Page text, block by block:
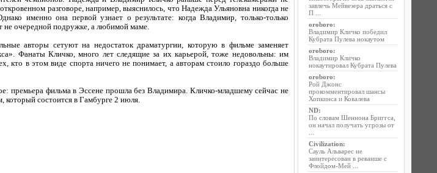
разговоре, например, выяснилось, что Надежда Ульяновна никогда не
именно она первой узнает о результате: когда Владимир, только-только
не очередной подружке, а любимой маме.
авторы сетуют на недостаток драматургии, которую в фильме заменяет
Фанаты Кличко, много лет следящие за их карьерой, тоже недовольны: им
кто в этом виде спорта ничего не понимает, а авторам стоило гораздо больше
премьера фильма в Эссене прошла без Владимира. Кличко-младшему сейчас не
состоится в Гамбурге 2 июля.
завлечь Мейвезера драться с
П ...
oroboro:
Владимир Кличко победил
Кубрата Пулева нокаутом
oroboro:
Владимир Кличко
нокаутировал Кубрата Пулева
oroboro:
Рой Джонс
прокомментировал шансы
Хопкинса и Ковалева
ND:
По словам Шеннона Бриггса,
он начал получать угрозы от
Civilization:
Сауль Альварес не
заинтересован в реванше с
Флойдом-Мей ...